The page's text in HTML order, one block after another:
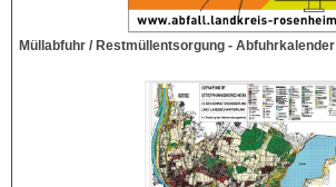
Müllabfuhr / Restmüllentsorgung - Abfuhrkalender